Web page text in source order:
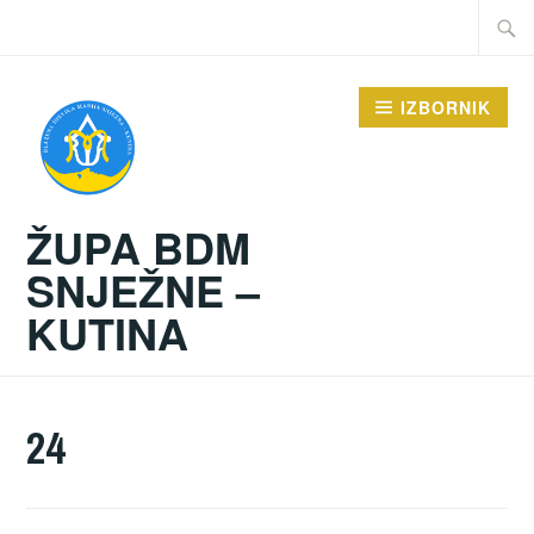
Traži:
ŽUPA BDM
SNJEŽNE –
KUTINA
IZBORNIK
24